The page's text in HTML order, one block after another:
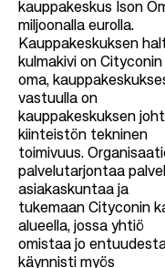
kauppakeskus Ison
miljoonalla eurolla.
Kauppakeskuksen
kulmakivi on Cityconin
oma,
vastuulla on
kauppakeskuksen
kiinteistön tekninen
toimivuus.
palvelutarjontaa
asiakaskuntaa ja
tukemaan Cityconin
alueella, jossa yhtiö
omistaa jo
käynnisti myös